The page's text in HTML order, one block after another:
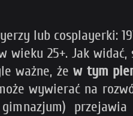
lub cosplayerki:
25+. Jak widać,
ważne, żew tym
wywierać na
przejawia